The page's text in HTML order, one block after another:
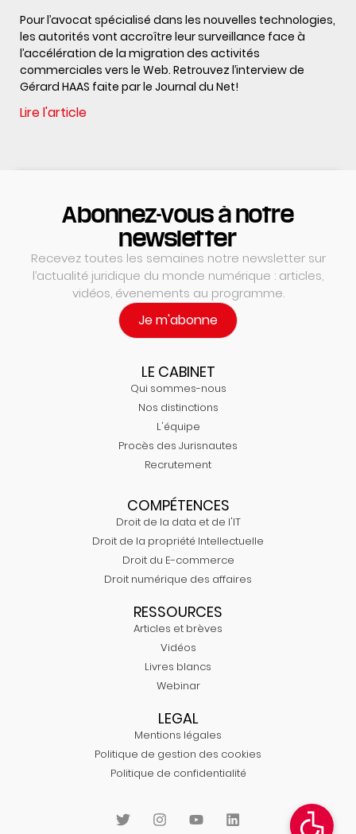
Pour l’avocat spécialisé dans les nouvelles technologies,
les autorités vont accroître leur surveillance face à
l’accélération de la migration des activités
commerciales vers le Web. Retrouvez l’interview de
Gérard HAAS faite par le Journal du Net!
Lire l'article
Abonnez-vous à notre
newsletter
Recevez toutes les semaines notre newsletter sur
l’actualité juridique du monde numérique : articles,
vidéos, évenements au programme.
Je m'abonne
LE CABINET
Qui sommes-nous
Nos distinctions
L'équipe
Procès des Jurisnautes
Recrutement
COMPÉTENCES
Droit de la data et de l'IT
Droit de la propriété Intellectuelle
Droit du E-commerce
Droit numérique des affaires
RESSOURCES
Articles et brèves
Vidéos
Livres blancs
Webinar
LEGAL
Mentions légales
Politique de gestion des cookies
Politique de confidentialité